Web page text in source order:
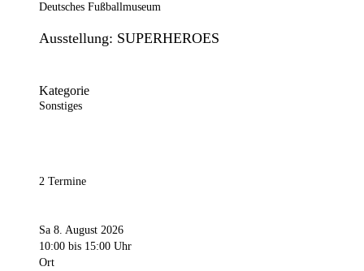
Deutsches Fußballmuseum
Ausstellung: SUPERHEROES
Kategorie
Sonstiges
2 Termine
Sa 8. August 2026
10:00 bis 15:00 Uhr
Ort